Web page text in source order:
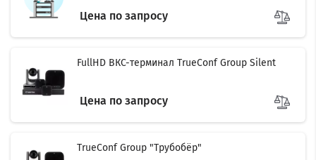
Цена по запросу
FullHD ВКС-терминал TrueConf Group Silent
Цена по запросу
TrueConf Group "Трубобёр"